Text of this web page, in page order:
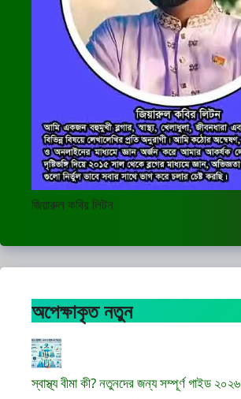
জিয়ারুল কবির লিটন
অপেক্ষাকৃত নতুন
স্বাস্থ্য বীমা কী? নতুনদের জন্য সম্পূর্ণ গাইড ২০২৬